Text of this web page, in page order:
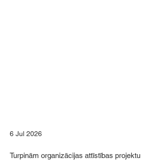
6 Jul 2026
Turpinām organizācijas attīstības projektu